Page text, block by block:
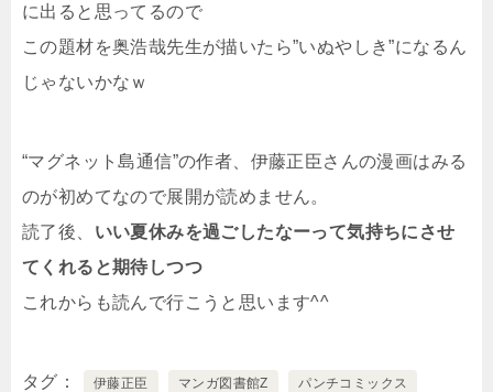
に出ると思ってるので
この題材を奥浩哉先生が描いたら”いぬやしき”になるん
じゃないかなｗ
“マグネット島通信”の作者、伊藤正臣さんの漫画はみる
のが初めてなので展開が読めません。
読了後、 いい夏休みを過ごしたなーって気持ちにさせ
てくれると期待しつつ
これからも読んで行こうと思います^^
タグ 伊藤正臣 マンガ図書館Z パンチコミックス